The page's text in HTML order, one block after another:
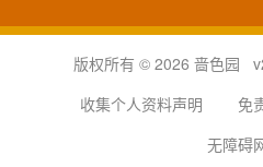
版权所有 © 2026 啬色园
收集个人资料声明
免
无障碍